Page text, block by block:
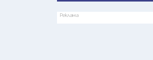
Реклама